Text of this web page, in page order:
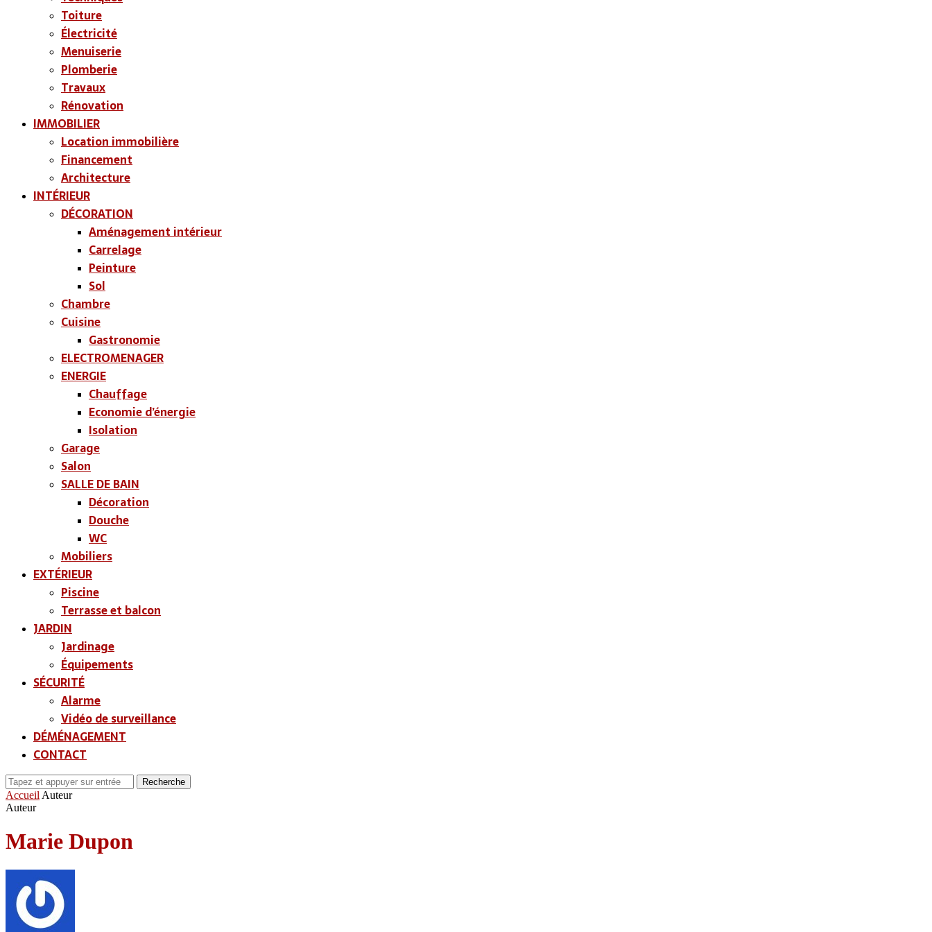
Toiture
Électricité
Menuiserie
Plomberie
Travaux
Rénovation
IMMOBILIER
Location immobilière
Financement
Architecture
INTÉRIEUR
DÉCORATION
Aménagement intérieur
Carrelage
Peinture
Sol
Chambre
Cuisine
Gastronomie
ELECTROMENAGER
ENERGIE
Chauffage
Economie d’énergie
Isolation
Garage
Salon
SALLE DE BAIN
Décoration
Douche
WC
Mobiliers
EXTÉRIEUR
Piscine
Terrasse et balcon
JARDIN
Jardinage
Équipements
SÉCURITÉ
Alarme
Vidéo de surveillance
DÉMÉNAGEMENT
CONTACT
Recherche
Accueil Auteur
Auteur
Marie Dupon